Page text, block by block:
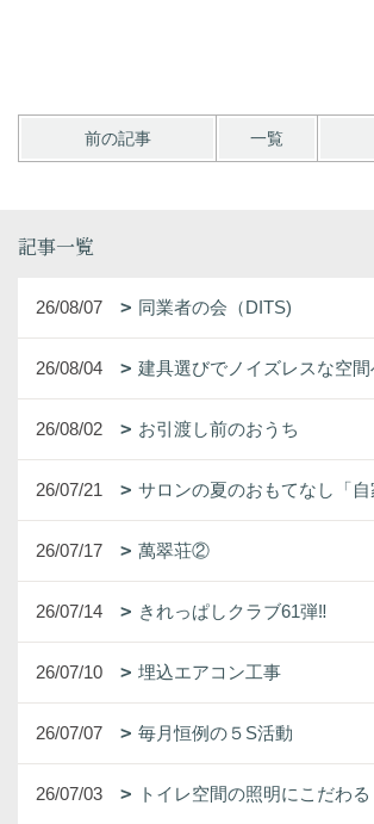
前の記事 一覧
記事一覧
26/08/07 同業者の会（DITS)
26/08/04 建具選びでノイズレスな空間
26/08/02 お引渡し前のおうち
26/07/21 サロンの夏のおもてなし「自
26/07/17 萬翠荘②
26/07/14 きれっぱしクラブ61弾‼
26/07/10 埋込エアコン工事
26/07/07 毎月恒例の５S活動
26/07/03 トイレ空間の照明にこだわる